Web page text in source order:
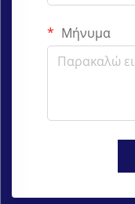
Μήνυμα